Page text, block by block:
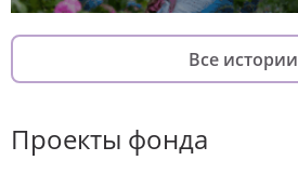
Все истории
Проекты фонда